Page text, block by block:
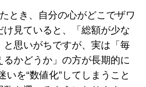
とき、自分の心がどこでザワ
け見ていると、「総額が少な
と思いがちですが、実は「毎
るかどうか」の方が長期的に
いを“数値化”してしまうこと